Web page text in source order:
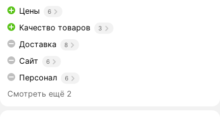
Цены 6
Качество товаров 3
Доставка 8
Сайт 6
Персонал 6
Смотреть ещё 2